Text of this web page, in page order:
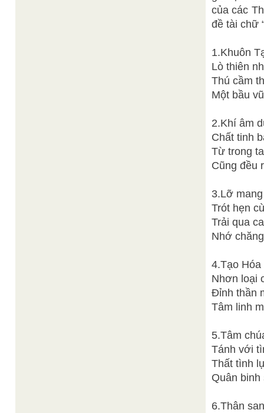
của các
đề tài chữ
1.Khuôn
Lò thiên
Thú cầm
Một bầu
2.Khí âm
Chất tinh
Từ trong
Cũng đều
3.Lỡ
Trót hẹn
Trải qua
Nhớ
4.Tạo
Nhơn loại
Đỉnh thần
Tâm linh
5.Tâm
Tánh với
Thất tình
Quân
6.Thân